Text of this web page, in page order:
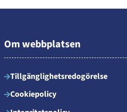
Om webbplatsen
Tillgänglighetsredogörelse
Cookiepolicy